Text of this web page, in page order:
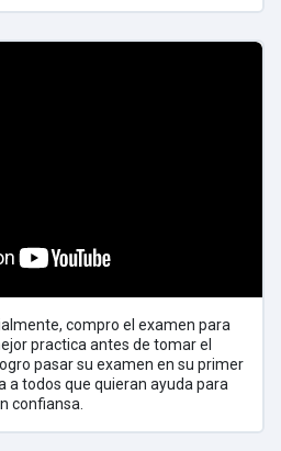
compro el examen para
practica antes de tomar el
pasar su examen en su primer
a todos que quieran ayuda para
confiansa.